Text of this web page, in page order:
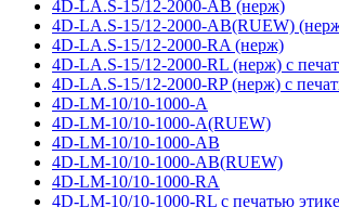
4D-LA.S-15/12-2000-AB (нерж)
4D-LA.S-15/12-2000-AB(RUEW)
4D-LA.S-15/12-2000-RA (нерж)
4D-LA.S-15/12-2000-RL (нерж) с
4D-LA.S-15/12-2000-RP (нерж) с
4D-LM-10/10-1000-A
4D-LM-10/10-1000-A(RUEW)
4D-LM-10/10-1000-AB
4D-LM-10/10-1000-AB(RUEW)
4D-LM-10/10-1000-RA
4D-LM-10/10-1000-RL с печатью